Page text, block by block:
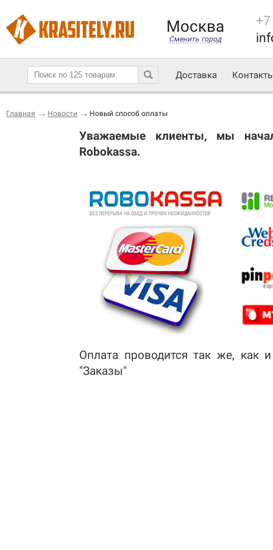
Москва
Сменить город
Доставка
Главная Новости Новый способ оплаты
Уважаемые клиенты, мы
Robokassa.
Оплата проводится так же, как
"Заказы"